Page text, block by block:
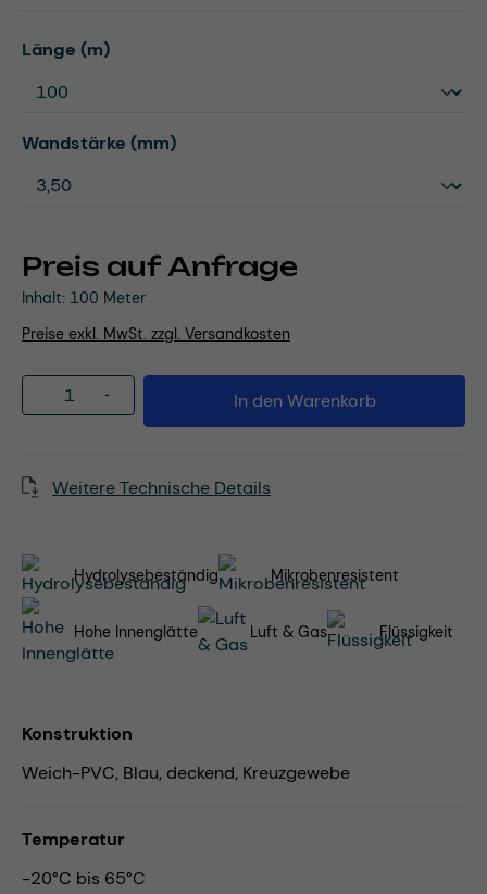
Preis auf Anfrage
Inhalt: 100 Meter
Preise exkl. MwSt. zzgl. Versandkosten
Länge (m)auswählen
Wandstärke (mm)auswählen
Produkt Anzahl: Gib den gewünschten
In den Warenkorb
Weitere Technische Details
Hydrolysebeständig Mikrobenresistent
Hohe Innenglätte Luft & Gas Flüssigkeit
Konstruktion
Weich-PVC, Blau, deckend, Kreuzgewebe
Temperatur
-20°C bis 65°C